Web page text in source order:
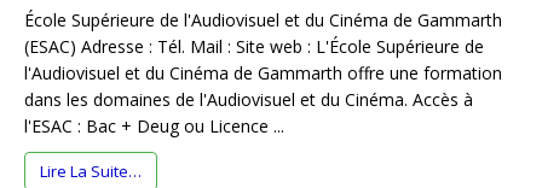
École Supérieure de l'Audiovisuel et du Cinéma de Gammarth
(ESAC) Adresse : Tél. Mail : Site web : L'École Supérieure de
l'Audiovisuel et du Cinéma de Gammarth offre une formation
dans les domaines de l'Audiovisuel et du Cinéma. Accès à
l'ESAC : Bac + Deug ou Licence ...
Lire La Suite…